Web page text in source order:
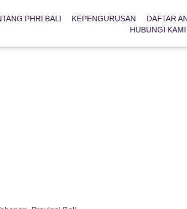
PHRI BALI KEPENGURUSAN DAFTAR
HUBUNGI KAMI